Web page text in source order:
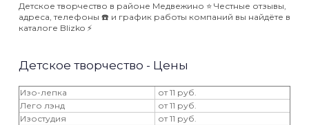
Детское творчество в районе Медвежино ⭐️ Честные отзывы,
адреса, телефоны ☎️ и график работы компаний вы найдёте в
каталоге Blizko ⚡️
Детское творчество - Цены
Изо-лепка
от 11 руб.
Лего лэнд
от 11 руб.
Изостудия
от 11 руб.